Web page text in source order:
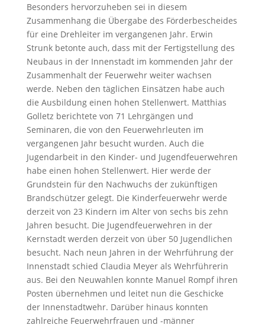
Besonders hervorzuheben sei in diesem
Zusammenhang die Übergabe des Förderbescheides
für eine Drehleiter im vergangenen Jahr. Erwin
Strunk betonte auch, dass mit der Fertigstellung des
Neubaus in der Innenstadt im kommenden Jahr der
Zusammenhalt der Feuerwehr weiter wachsen
werde. Neben den täglichen Einsätzen habe auch
die Ausbildung einen hohen Stellenwert. Matthias
Golletz berichtete von 71 Lehrgängen und
Seminaren, die von den Feuerwehrleuten im
vergangenen Jahr besucht wurden. Auch die
Jugendarbeit in den Kinder- und Jugendfeuerwehren
habe einen hohen Stellenwert. Hier werde der
Grundstein für den Nachwuchs der zukünftigen
Brandschützer gelegt. Die Kinderfeuerwehr werde
derzeit von 23 Kindern im Alter von sechs bis zehn
Jahren besucht. Die Jugendfeuerwehren in der
Kernstadt werden derzeit von über 50 Jugendlichen
besucht. Nach neun Jahren in der Wehrführung der
Innenstadt schied Claudia Meyer als Wehrführerin
aus. Bei den Neuwahlen konnte Manuel Rompf ihren
Posten übernehmen und leitet nun die Geschicke
der Innenstadtwehr. Darüber hinaus konnten
zahlreiche Feuerwehrfrauen und -männer